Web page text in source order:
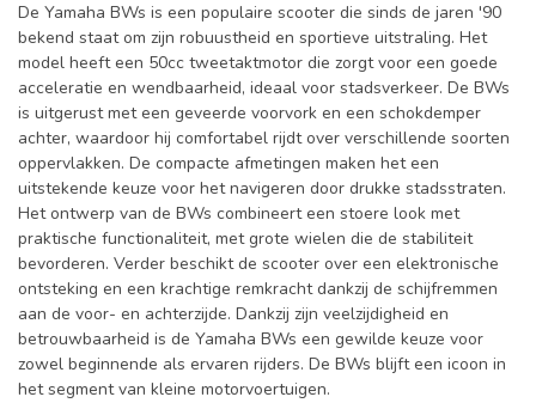
De Yamaha BWs is een populaire scooter die sinds de jaren '90
bekend staat om zijn robuustheid en sportieve uitstraling. Het
model heeft een 50cc tweetaktmotor die zorgt voor een goede
acceleratie en wendbaarheid, ideaal voor stadsverkeer. De BWs
is uitgerust met een geveerde voorvork en een schokdemper
achter, waardoor hij comfortabel rijdt over verschillende soorten
oppervlakken. De compacte afmetingen maken het een
uitstekende keuze voor het navigeren door drukke stadsstraten.
Het ontwerp van de BWs combineert een stoere look met
praktische functionaliteit, met grote wielen die de stabiliteit
bevorderen. Verder beschikt de scooter over een elektronische
ontsteking en een krachtige remkracht dankzij de schijfremmen
aan de voor- en achterzijde. Dankzij zijn veelzijdigheid en
betrouwbaarheid is de Yamaha BWs een gewilde keuze voor
zowel beginnende als ervaren rijders. De BWs blijft een icoon in
het segment van kleine motorvoertuigen.